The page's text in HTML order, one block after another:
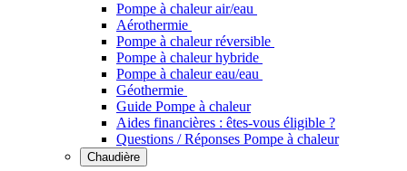
Pompe à chaleur air/eau
Aérothermie
Pompe à chaleur réversible
Pompe à chaleur hybride
Pompe à chaleur​ eau/eau
Géothermie
Guide Pompe à chaleur
Aides financières : êtes-vous éligible ?
Questions / Réponses Pompe à chaleur
Chaudière